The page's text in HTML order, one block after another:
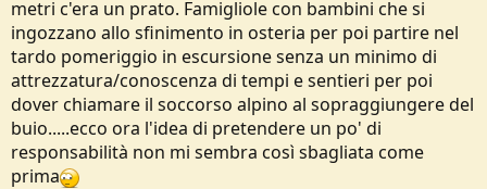
metri c'era un prato. Famigliole con bambini che si
ingozzano allo sfinimento in osteria per poi partire nel
tardo pomeriggio in escursione senza un minimo di
attrezzatura/conoscenza di tempi e sentieri per poi
dover chiamare il soccorso alpino al sopraggiungere del
buio.....ecco ora l'idea di pretendere un po' di
responsabilità non mi sembra così sbagliata come
prima